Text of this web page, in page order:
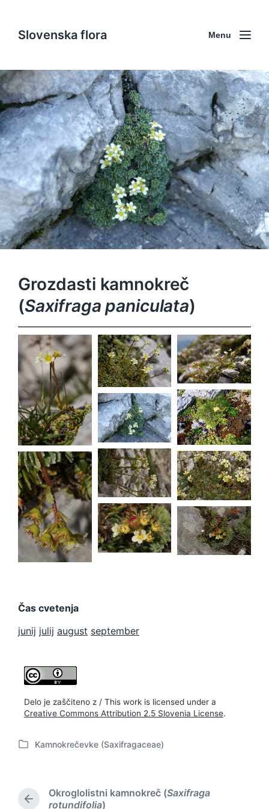
Slovenska flora Menu
Grozdasti kamnokreč
(Saxifraga paniculata)
Saxifraga
paniculata
Saxifraga
paniculata
Saxifraga
paniculata
Saxifraga
paniculata
Saxifraga
paniculata
Saxifraga
paniculata
Saxifraga
paniculata
Saxifraga
paniculata
Saxifraga
paniculata
Saxifraga
paniculata
Čas cvetenja
junij julij august september
Delo je zaščiteno z / This work is licensed under a
Creative Commons Attribution 2.5 Slovenia License.
P
e
Kamnokrečevke (Saxifragaceae)
P
Okroglolistni kamnokreč (Saxifraga
rotundifolia)